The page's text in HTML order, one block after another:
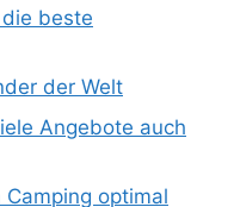
beste
der Welt
Angebote auch
optimal